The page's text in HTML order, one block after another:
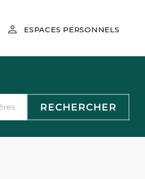
ESPACES PERSONNELS